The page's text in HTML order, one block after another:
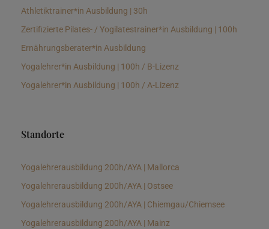
Athletiktrainer*in Ausbildung | 30h
Zertifizierte Pilates- / Yogilatestrainer*in Ausbildung | 100h
Ernährungsberater*in Ausbildung
Yogalehrer*in Ausbildung | 100h / B-Lizenz
Yogalehrer*in Ausbildung | 100h / A-Lizenz
Standorte
Yogalehrerausbildung 200h/AYA | Mallorca
Yogalehrerausbildung 200h/AYA | Ostsee
Yogalehrerausbildung 200h/AYA | Chiemgau/Chiemsee
Yogalehrerausbildung 200h/AYA | Mainz